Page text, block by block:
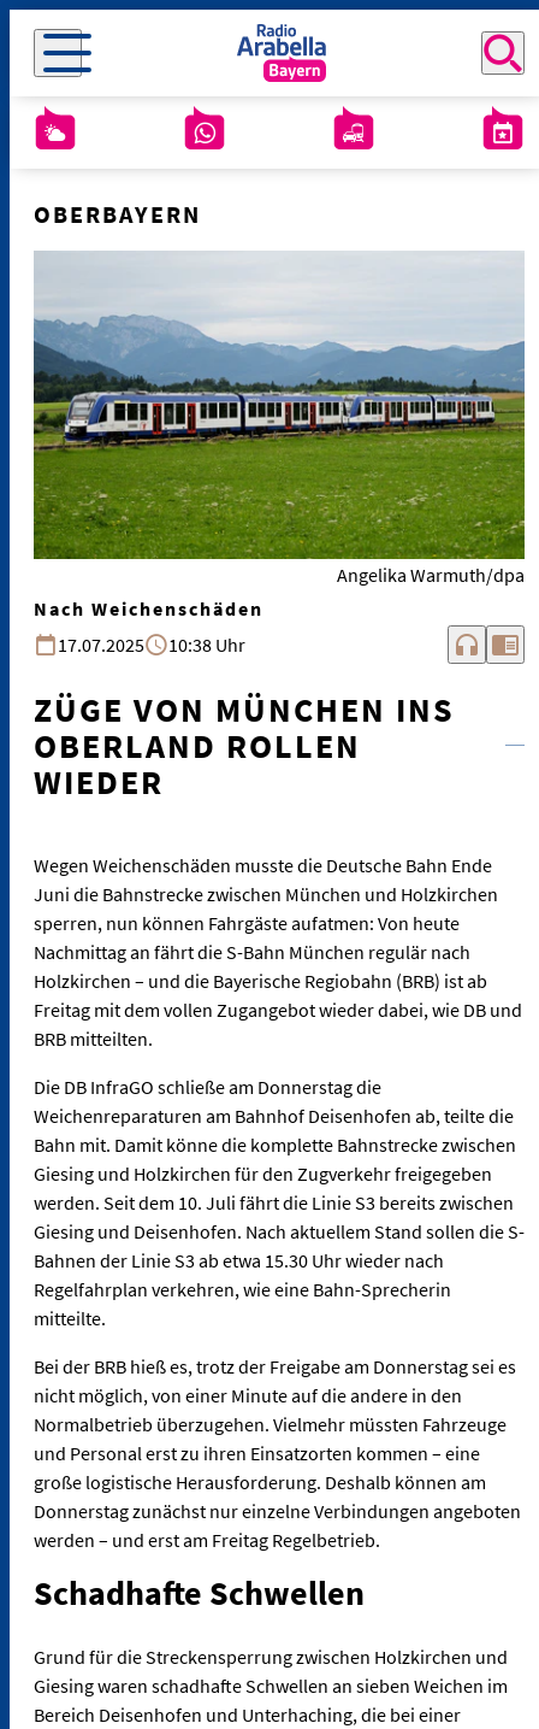
OBERBAYERN
Angelika Warmuth/dpa
Nach Weichenschäden
17.07.2025
10:38 Uhr headphones chrome_reader_mode
ZÜGE VON MÜNCHEN INS
OBERLAND ROLLEN
WIEDER
Wegen Weichenschäden musste die Deutsche Bahn Ende
Juni die Bahnstrecke zwischen München und Holzkirchen
sperren, nun können Fahrgäste aufatmen: Von heute
Nachmittag an fährt die S-Bahn München regulär nach
Holzkirchen – und die Bayerische Regiobahn (BRB) ist ab
Freitag mit dem vollen Zugangebot wieder dabei, wie DB und
BRB mitteilten.
Die DB InfraGO schließe am Donnerstag die
Weichenreparaturen am Bahnhof Deisenhofen ab, teilte die
Bahn mit. Damit könne die komplette Bahnstrecke zwischen
Giesing und Holzkirchen für den Zugverkehr freigegeben
werden. Seit dem 10. Juli fährt die Linie S3 bereits zwischen
Giesing und Deisenhofen. Nach aktuellem Stand sollen die S-
Bahnen der Linie S3 ab etwa 15.30 Uhr wieder nach
Regelfahrplan verkehren, wie eine Bahn-Sprecherin
mitteilte.
Bei der BRB hieß es, trotz der Freigabe am Donnerstag sei es
nicht möglich, von einer Minute auf die andere in den
Normalbetrieb überzugehen. Vielmehr müssten Fahrzeuge
und Personal erst zu ihren Einsatzorten kommen – eine
große logistische Herausforderung. Deshalb können am
Donnerstag zunächst nur einzelne Verbindungen angeboten
werden – und erst am Freitag Regelbetrieb.
Schadhafte Schwellen
Grund für die Streckensperrung zwischen Holzkirchen und
Giesing waren schadhafte Schwellen an sieben Weichen im
Bereich Deisenhofen und Unterhaching, die bei einer